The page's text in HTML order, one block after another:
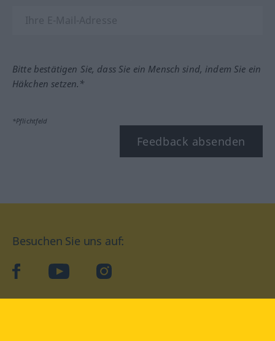
Bitte bestätigen Sie, dass Sie ein Mensch sind, indem Sie ein
Häkchen setzen.*
*Pflichtfeld
Feedback absenden
Besuchen Sie uns auf:
facebookYouTube Instagram